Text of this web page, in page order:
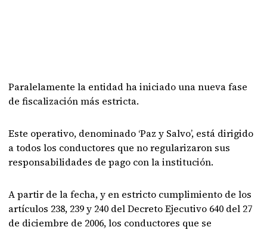
Paralelamente la entidad ha iniciado una nueva fase
de fiscalización más estricta.
Este operativo, denominado ‘Paz y Salvo’, está dirigido
a todos los conductores que no regularizaron sus
responsabilidades de pago con la institución.
A partir de la fecha, y en estricto cumplimiento de los
artículos 238, 239 y 240 del Decreto Ejecutivo 640 del 27
de diciembre de 2006, los conductores que se